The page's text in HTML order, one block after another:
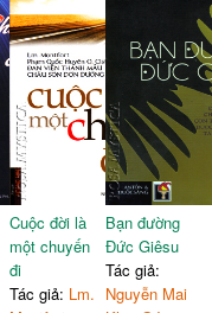
Cuộc đời là
một chuyến
đi
Tác giả: Lm.
Bạn đường
Đức Giêsu
Tác giả:
Nguyễn Mai